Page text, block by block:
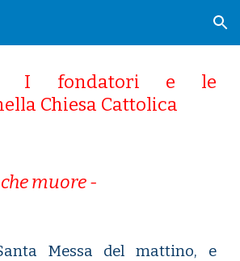
Skip to navigation
12 I fondatori e le
Chiesa Cattolica
muore -
Messa del mattino, e